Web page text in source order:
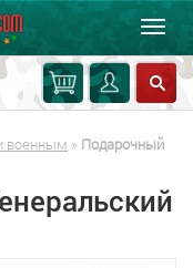
военным » Подарочный